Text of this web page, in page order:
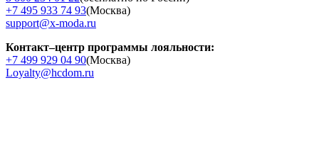
+7 495 933 74 93(Москва)
support@x-moda.ru
Контакт–центр программы лояльности:
+7 499 929 04 90(Москва)
Loyalty@hcdom.ru